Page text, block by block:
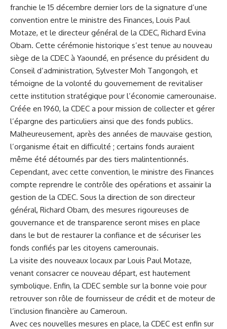
franchie le ​15 décembre dernier ⁤lors de la signature d’une⁣
convention entre le ministre des Finances, Louis Paul ​
Motaze, et le directeur général de la CDEC, Richard Evina
Obam.⁤ Cette cérémonie historique s’est tenue ⁢au nouveau
siège‌ de la ‍CDEC à⁣ Yaoundé, en présence du président​ du
Conseil ⁤d’administration, Sylvester Moh Tangongoh, et
témoigne de la volonté⁢ du gouvernement⁢ de revitaliser
‌cette institution stratégique pour l’économie ‌camerounaise.
Créée en 1960, la CDEC a pour mission de collecter et gérer
l’épargne des particuliers ainsi que des⁢ fonds publics.⁤
Malheureusement, après des années de mauvaise gestion,
l’organisme ⁣était ⁤en difficulté ; certains fonds auraient
même été détournés par ⁤des tiers malintentionnés.
Cependant,‌ avec cette convention, le ministre des ​Finances⁢
compte reprendre le contrôle des ‍opérations et assainir ⁣la
gestion de la CDEC. Sous ​la direction de son directeur
général,​ Richard ​Obam, des mesures rigoureuses de
gouvernance et de transparence seront mises en ‌place
dans le but de restaurer⁢ la confiance et de ‍sécuriser les⁣
fonds confiés par ​les citoyens camerounais.
La visite des nouveaux locaux par ⁢Louis Paul Motaze,
venant consacrer‍ ce nouveau départ, est hautement
symbolique. Enfin, la CDEC semble sur la bonne voie pour
retrouver ​son rôle de fournisseur de crédit et de⁣ moteur de
​l’inclusion financière au Cameroun.
Avec ces nouvelles mesures en‍ place, la CDEC est enfin sur